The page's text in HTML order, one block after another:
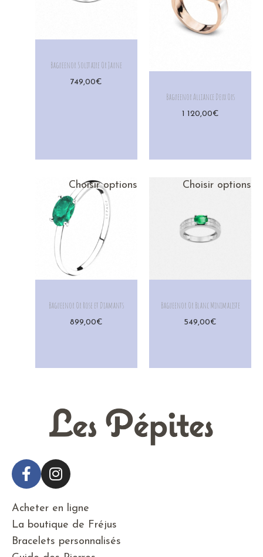
Bagueenor Solitaire Or Jaune
749,00€
Bagueenor Alliance Deux Ors
1 120,00€
Choisir options
Bagueenor Or Rose et Diamants
899,00€
Choisir options
Bagueenor Or Blanc Minimaliste
549,00€
Acheter en ligne
La boutique de Fréjus
Bracelets personnalisés